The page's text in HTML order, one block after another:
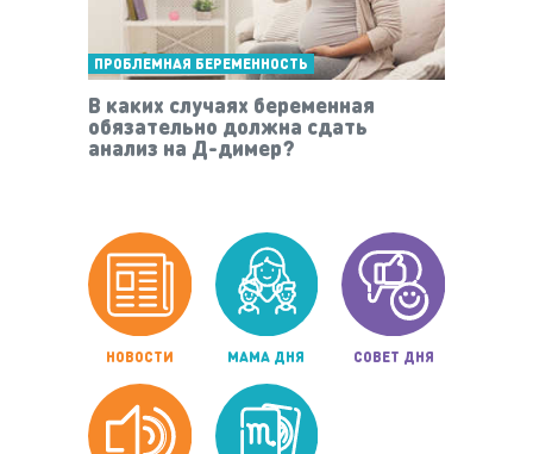
ПРОБЛЕМНАЯ БЕРЕМЕННОСТЬ
В каких случаях беременная
обязательно должна сдать
анализ на Д-димер?
НОВОСТИ МАМА ДНЯ СОВЕТ ДНЯ